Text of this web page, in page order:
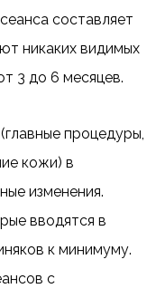
составляет
никаких видимых
3 до 6 месяцев.
процедуры,
кожи) в
изменения.
вводятся в
к минимуму.
с